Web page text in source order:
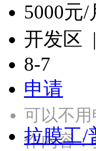
5000元/
开发区
8-7
申请
可以不
作内容
拉膜工/